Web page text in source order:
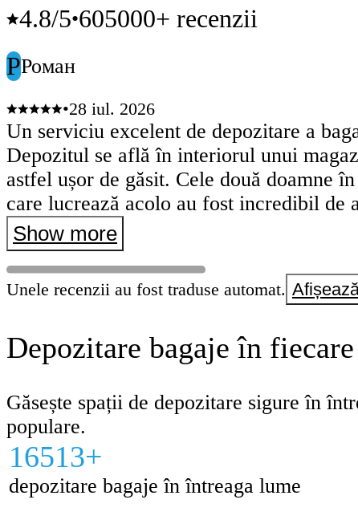
4.8/5•605000+ recenzii
РРоман
•28 iul. 2026
Un serviciu excelent de depozitare a
Depozitul se află în interiorul unui
astfel ușor de găsit. Cele două doamne
care lucrează acolo au fost incredibil de
primitoare și de ajutor. M-au tratat cu
căldură, iar interacțiunea cu ele a fost o
plăcere. Întregul proces s-a desfășurat
probleme și fără stres. Recomand cu
depozitare a bagajelor sigur și de
Show more
Unele recenzii au fost traduse automat.
Depozitare bagaje în
Găsește spații de depozitare sigure în
populare.
16513+
depozitare bagaje în întreaga lume